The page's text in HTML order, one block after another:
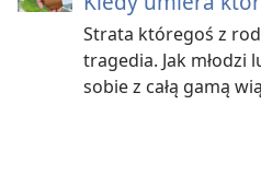
Strata któregoś z
tragedia. Jak młodzi
sobie z całą gamą